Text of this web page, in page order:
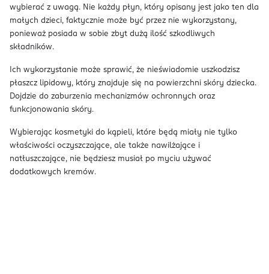
wybierać z uwagą. Nie każdy płyn, który opisany jest jako ten dla
małych dzieci, faktycznie może być przez nie wykorzystany,
ponieważ posiada w sobie zbyt dużą ilość szkodliwych
składników.
Ich wykorzystanie może sprawić, że nieświadomie uszkodzisz
płaszcz lipidowy, który znajduje się na powierzchni skóry dziecka.
Dojdzie do zaburzenia mechanizmów ochronnych oraz
funkcjonowania skóry.
Wybierając kosmetyki do kąpieli, które będą miały nie tylko
właściwości oczyszczające, ale także nawilżające i
natłuszczające, nie będziesz musiał po myciu używać
dodatkowych kremów.